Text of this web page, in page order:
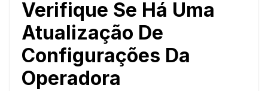
Verifique Se Há Uma
Atualização De
Configurações Da
Operadora